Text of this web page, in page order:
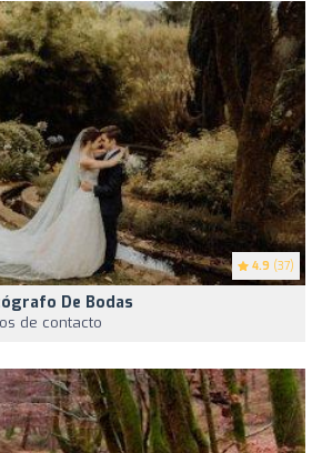
4.9 (37)
De Bodas
de contacto